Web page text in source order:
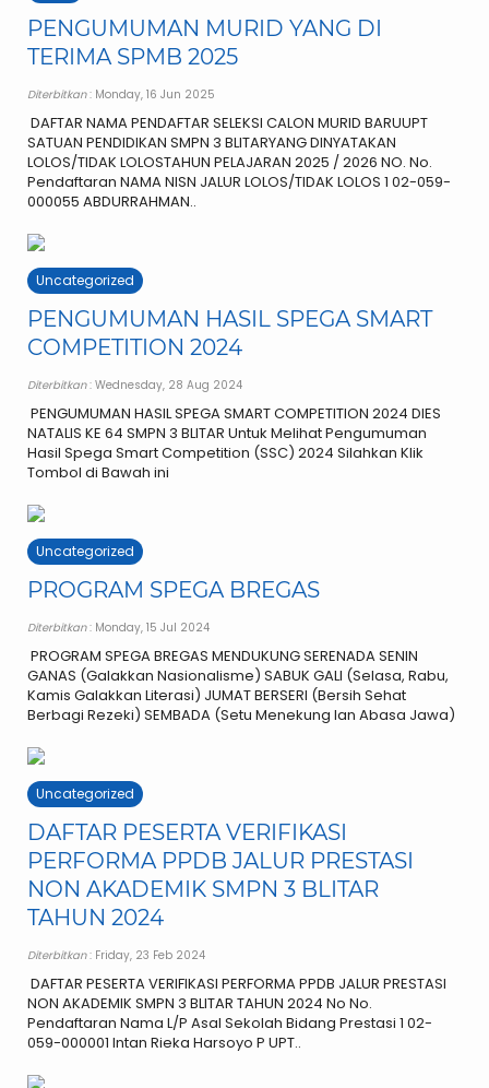
PENGUMUMAN MURID YANG DI
TERIMA SPMB 2025
Diterbitkan: Monday, 16 Jun 2025
DAFTAR NAMA PENDAFTAR SELEKSI CALON MURID BARUUPT
SATUAN PENDIDIKAN SMPN 3 BLITARYANG DINYATAKAN
LOLOS/TIDAK LOLOSTAHUN PELAJARAN 2025 / 2026 NO. No.
Pendaftaran NAMA NISN JALUR LOLOS/TIDAK LOLOS 1 02-059-
000055 ABDURRAHMAN..
Uncategorized
PENGUMUMAN HASIL SPEGA SMART
COMPETITION 2024
Diterbitkan: Wednesday, 28 Aug 2024
PENGUMUMAN HASIL SPEGA SMART COMPETITION 2024 DIES
NATALIS KE 64 SMPN 3 BLITAR Untuk Melihat Pengumuman
Hasil Spega Smart Competition (SSC) 2024 Silahkan Klik
Tombol di Bawah ini
Uncategorized
PROGRAM SPEGA BREGAS
Diterbitkan: Monday, 15 Jul 2024
PROGRAM SPEGA BREGAS MENDUKUNG SERENADA SENIN
GANAS (Galakkan Nasionalisme) SABUK GALI (Selasa, Rabu,
Kamis Galakkan Literasi) JUMAT BERSERI (Bersih Sehat
Berbagi Rezeki) SEMBADA (Setu Menekung lan Abasa Jawa)
Uncategorized
DAFTAR PESERTA VERIFIKASI
PERFORMA PPDB JALUR PRESTASI
NON AKADEMIK SMPN 3 BLITAR
TAHUN 2024
Diterbitkan: Friday, 23 Feb 2024
DAFTAR PESERTA VERIFIKASI PERFORMA PPDB JALUR PRESTASI
NON AKADEMIK SMPN 3 BLITAR TAHUN 2024 No No.
Pendaftaran Nama L/P Asal Sekolah Bidang Prestasi 1 02-
059-000001 Intan Rieka Harsoyo P UPT..